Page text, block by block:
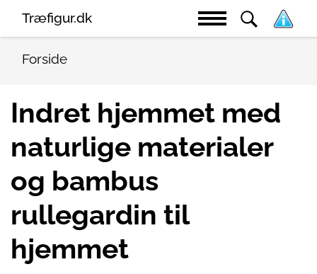
Træfigur.dk
Forside
Indret hjemmet med
naturlige materialer
og bambus
rullegardin til
hjemmet